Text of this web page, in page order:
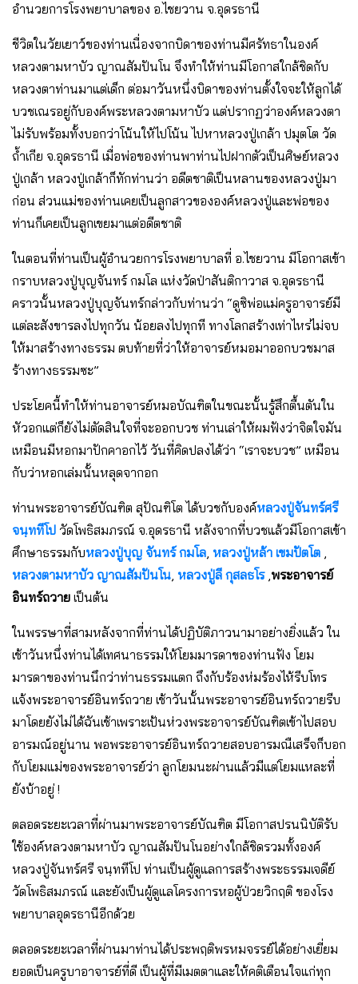
อำนวยการโรงพยาบาลของ อ.ไชยวาน จ.อุดรธานี
ชีวิตในวัยเยาว์ของท่านเนื่องจากบิดาของท่านมีศรัทธาในองค์
หลวงตามหาบัว ญาณสัมปันโน จึงทำให้ท่านมีโอกาสใกล้ชิดกับ
หลวงตาท่านมาแต่เด็ก ต่อมาวันหนึ่งบิดาของท่านตั้งใจจะให้ลูกได้
บวชเณรอยู่กับองค์พระหลวงตามหาบัว แต่ปรากฏว่าองค์หลวงตา
ไม่รับพร้อมทั้งบอกว่าโน้นให้ไปโน้น ไปหาหลวงปู่เกล้า ปมุตโต วัด
ถ้ำเกีย จ.อุดรธานี เมื่อพ่อของท่านพาท่านไปฝากตัวเป็นศิษย์หลวง
ปู่เกล้า หลวงปู่เกล้าก็ทักท่านว่า อดีตชาติเป็นหลานของหลวงปู่มา
ก่อน ส่วนแม่ของท่านเคยเป็นลูกสาวขององค์หลวงปู่และพ่อของ
ท่านก็เคยเป็นลูกเขยมาแต่อดีตชาติ
ในตอนที่ท่านเป็นผู้อำนวยการโรงพยาบาลที่ อ.ไชยวาน มีโอกาสเข้า
กราบหลวงปู่บุญจันทร์ กมโล แห่งวัดป่าสันติกาวาส จ.อุดรธานี
คราวนั้นหลวงปู่บุญจันทร์กล่าวกับท่านว่า “ดูซิพ่อแม่ครูอาจารย์มี
แต่ละสังขารลงไปทุกวัน น้อยลงไปทุกที ทางโลกสร้างเท่าไหร่ไม่จบ
ให้มาสร้างทางธรรม ตบท้ายที่ว่าให้อาจารย์หมอมาออกบวชมาส
ร้างทางธรรมซะ”
ประโยคนี้ทำให้ท่านอาจารย์หมอบัณฑิตในขณะนั้นรู้สึกตื้นตันใน
หัวอกแต่ก็ยังไม่ตัดสินใจที่จะออกบวช ท่านเล่าให้ผมฟังว่าจิตใจมัน
เหมือนมีหอกมาปักคาอกไว้ วันที่คิดปลงได้ว่า “เราจะบวช” เหมือน
กับว่าหอกเล่มนั้นหลุดจากอก
ท่านพระอาจารย์บัณฑิต สุปัณฑิโต ได้บวชกับองค์หลวงปู่จันทร์ศรี
จนฺททีโป วัดโพธิสมภรณ์ จ.อุดรธานี หลังจากที่บวชแล้วมีโอกาสเข้า
ศึกษาธรรมกับหลวงปู่บุญ จันทร์ กมโล, หลวงปู่หล้า เขมปัตโต ,
หลวงตามหาบัว ญาณสัมปันโน, หลวงปู่ลี กุสลธโร,พระอาจารย์
อินทร์ถวาย เป็นต้น
ในพรรษาที่สามหลังจากที่ท่านได้ปฏิบัติภาวนามาอย่างยิ่งแล้ว ใน
เช้าวันหนึ่งท่านได้เทศนาธรรมให้โยมมารดาของท่านฟัง โยม
มารดาของท่านนึกว่าท่านธรรมแตก ถึงกับร้องห่มร้องไห้รีบโทร
แจ้งพระอาจารย์อินทร์ถวาย เช้าวันนั้นพระอาจารย์อินทร์ถวายรีบ
มาโดยยังไม่ได้ฉันเช้าเพราะเป้นห่วงพระอาจารย์บัณฑิตเข้าไปสอบ
อารมณ์อยู่นาน พอพระอาจารย์อินทร์ถวายสอบอารมณืเสร็จก็บอก
กับโยมแม่ของพระอาจารย์ว่า ลูกโยมนะผ่านแล้วมีแต่โยมแหละที่
ยังบ้าอยู่ !
ตลอดระยะเวลาที่ผ่านมาพระอาจารย์บัณฑิต มีโอกาสปรนนิบัติรับ
ใช้องค์หลวงตามหาบัว ญาณสัมปันโนอย่างใกล้ชิดรวมทั้งองค์
หลวงปู่จันทร์ศรี จนฺททีโป ท่านเป็นผู้ดูแลการสร้างพระธรรมเจดีย์
วัดโพธิสมภรณ์ และยังเป็นผู้ดูแลโครงการหอผู้ป่วยวิกฤติ ของโรง
พยาบาลอุดรธานีอีกด้วย
ตลอดระยะเวลาที่ผ่านมาท่านได้ประพฤติพรหมจรรย์ได้อย่างเยี่ยม
ยอดเป็นครูบาอาจารย์ที่ดี เป็นผู้ที่มีเมตตาและให้คติเตือนใจแก่ทุก